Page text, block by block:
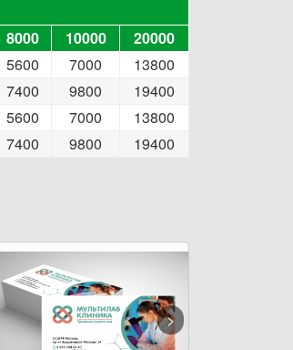
8000 10000
20000
5600 7000
13800
7400 9800
19400
5600 7000
13800
7400 9800 19400
8000 10000 20000